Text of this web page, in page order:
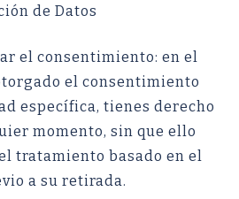
de Datos
el consentimiento: en el
el consentimiento
específica, tienes derecho
momento, sin que ello
tratamiento basado en el
a su retirada.